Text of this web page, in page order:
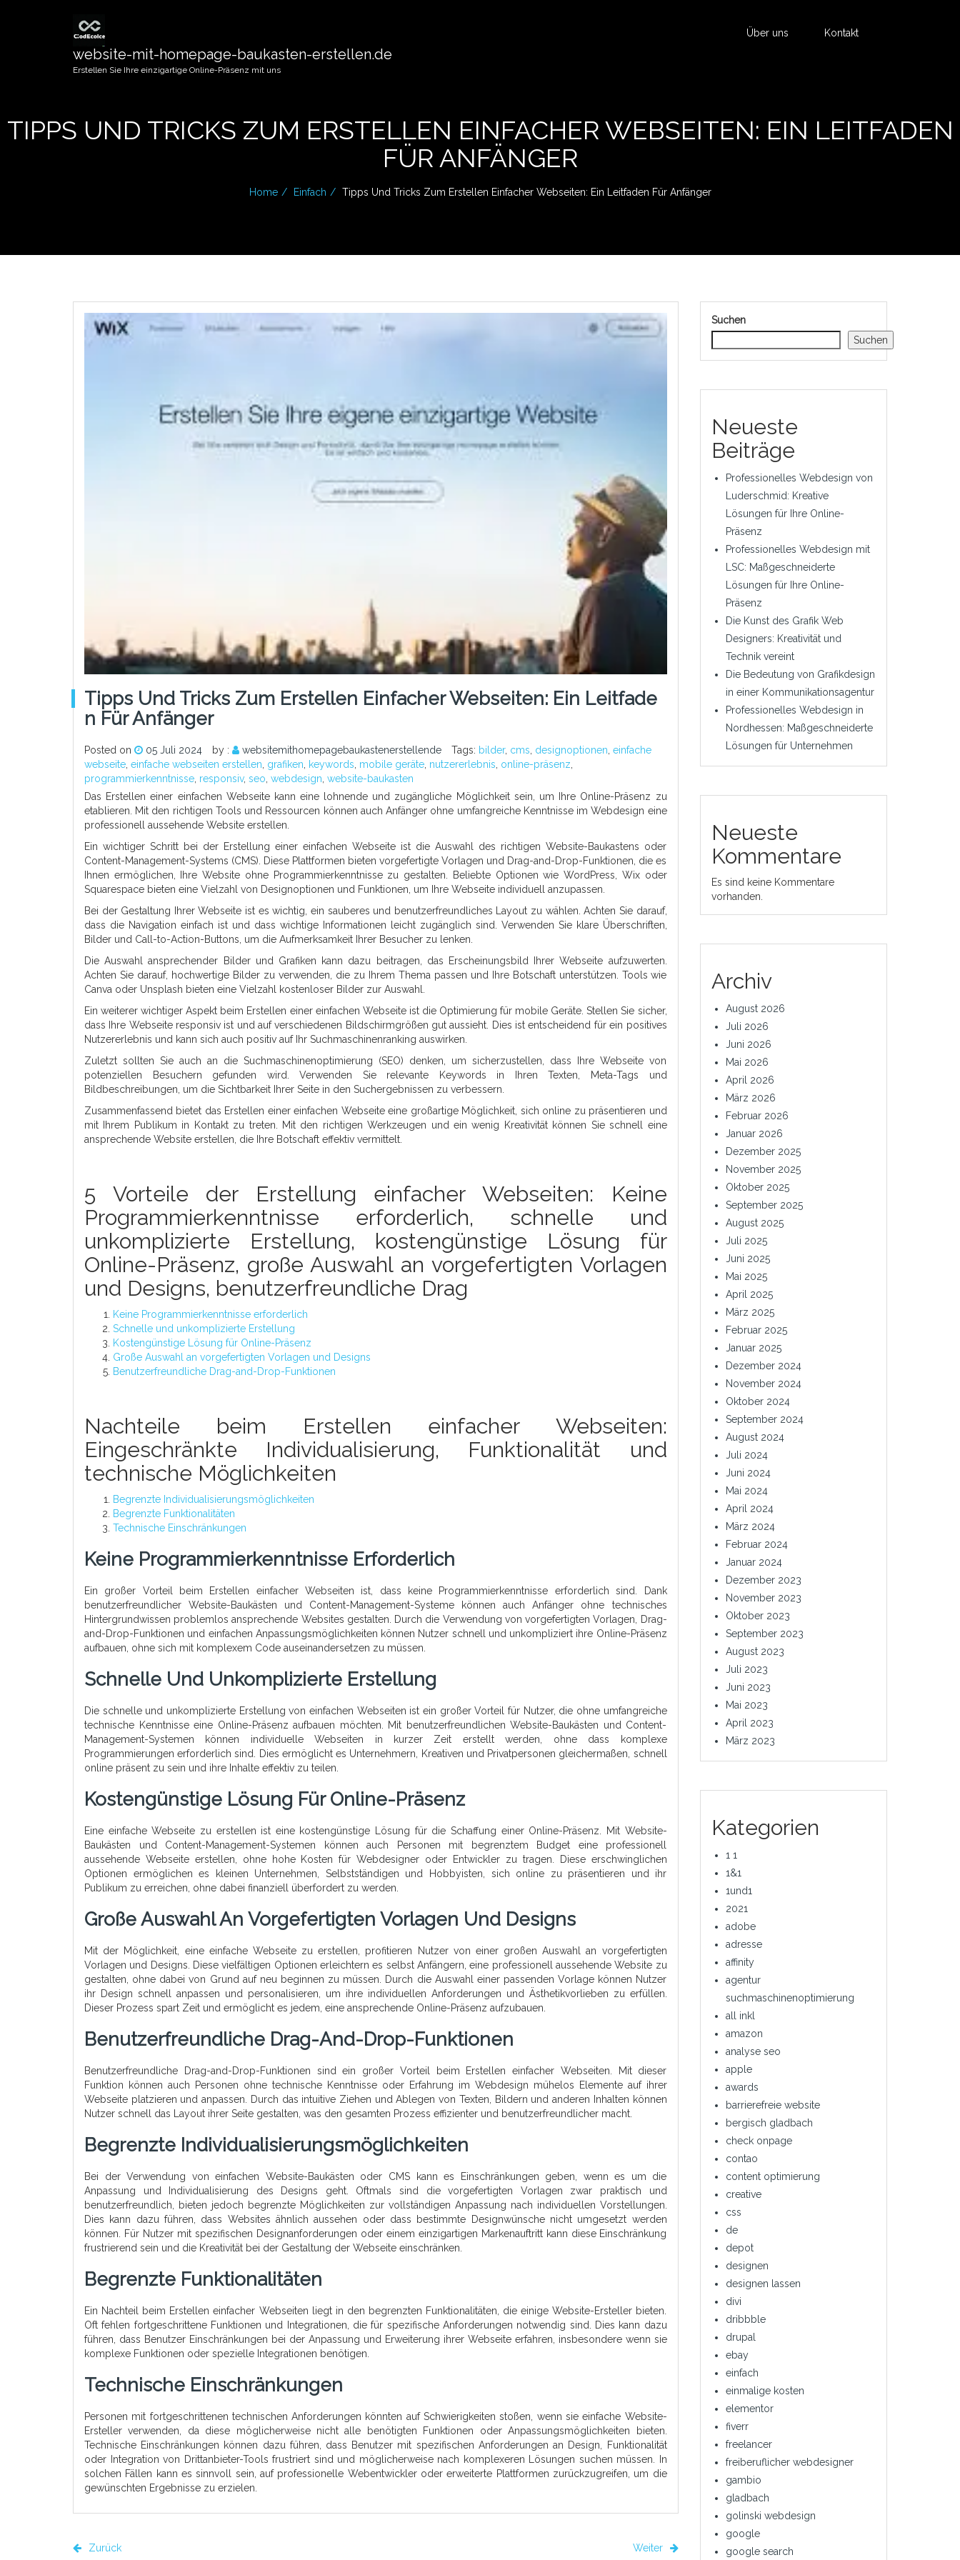
website-mit-homepage-baukasten-erstellen.de
Erstellen Sie Ihre einzigartige Online-Präsenz mit uns
Über uns Kontakt
TIPPS UND TRICKS ZUM ERSTELLEN EINFACHER WEBSEITEN: EIN LEITFADEN
FÜR ANFÄNGER
Home Einfach Tipps Und Tricks Zum Erstellen Einfacher Webseiten: Ein Leitfaden Für Anfänger
Tipps Und Tricks Zum Erstellen Einfacher Webseiten: Ein Leitfade
N Für Anfänger
Posted on 05 Juli 2024 by : websitemithomepagebaukastenerstellende Tags: bilder, cms, designoptionen, einfache
webseite, einfache webseiten erstellen, grafiken, keywords, mobile geräte, nutzererlebnis, online-präsenz,
programmierkenntnisse, responsiv, seo, webdesign, website-baukasten
Das Erstellen einer einfachen Webseite kann eine lohnende und zugängliche Möglichkeit sein, um Ihre Online-Präsenz zu
etablieren. Mit den richtigen Tools und Ressourcen können auch Anfänger ohne umfangreiche Kenntnisse im Webdesign eine
professionell aussehende Website erstellen.
Ein wichtiger Schritt bei der Erstellung einer einfachen Webseite ist die Auswahl des richtigen Website-Baukastens oder
Content-Management-Systems (CMS). Diese Plattformen bieten vorgefertigte Vorlagen und Drag-and-Drop-Funktionen, die es
Ihnen ermöglichen, Ihre Website ohne Programmierkenntnisse zu gestalten. Beliebte Optionen wie WordPress, Wix oder
Squarespace bieten eine Vielzahl von Designoptionen und Funktionen, um Ihre Webseite individuell anzupassen.
Bei der Gestaltung Ihrer Webseite ist es wichtig, ein sauberes und benutzerfreundliches Layout zu wählen. Achten Sie darauf,
dass die Navigation einfach ist und dass wichtige Informationen leicht zugänglich sind. Verwenden Sie klare Überschriften,
Bilder und Call-to-Action-Buttons, um die Aufmerksamkeit Ihrer Besucher zu lenken.
Die Auswahl ansprechender Bilder und Grafiken kann dazu beitragen, das Erscheinungsbild Ihrer Webseite aufzuwerten.
Achten Sie darauf, hochwertige Bilder zu verwenden, die zu Ihrem Thema passen und Ihre Botschaft unterstützen. Tools wie
Canva oder Unsplash bieten eine Vielzahl kostenloser Bilder zur Auswahl.
Ein weiterer wichtiger Aspekt beim Erstellen einer einfachen Webseite ist die Optimierung für mobile Geräte. Stellen Sie sicher,
dass Ihre Webseite responsiv ist und auf verschiedenen Bildschirmgrößen gut aussieht. Dies ist entscheidend für ein positives
Nutzererlebnis und kann sich auch positiv auf Ihr Suchmaschinenranking auswirken.
Zuletzt sollten Sie auch an die Suchmaschinenoptimierung (SEO) denken, um sicherzustellen, dass Ihre Webseite von
potenziellen Besuchern gefunden wird. Verwenden Sie relevante Keywords in Ihren Texten, Meta-Tags und
Bildbeschreibungen, um die Sichtbarkeit Ihrer Seite in den Suchergebnissen zu verbessern.
Zusammenfassend bietet das Erstellen einer einfachen Webseite eine großartige Möglichkeit, sich online zu präsentieren und
mit Ihrem Publikum in Kontakt zu treten. Mit den richtigen Werkzeugen und ein wenig Kreativität können Sie schnell eine
ansprechende Website erstellen, die Ihre Botschaft effektiv vermittelt.
5 Vorteile der Erstellung einfacher Webseiten: Keine
Programmierkenntnisse erforderlich, schnelle und
unkomplizierte Erstellung, kostengünstige Lösung für
Online-Präsenz, große Auswahl an vorgefertigten Vorlagen
und Designs, benutzerfreundliche Drag
Keine Programmierkenntnisse erforderlich
Schnelle und unkomplizierte Erstellung
Kostengünstige Lösung für Online-Präsenz
Große Auswahl an vorgefertigten Vorlagen und Designs
Benutzerfreundliche Drag-and-Drop-Funktionen
Nachteile beim Erstellen einfacher Webseiten:
Eingeschränkte Individualisierung, Funktionalität und
technische Möglichkeiten
Begrenzte Individualisierungsmöglichkeiten
Begrenzte Funktionalitäten
Technische Einschränkungen
Keine Programmierkenntnisse Erforderlich
Ein großer Vorteil beim Erstellen einfacher Webseiten ist, dass keine Programmierkenntnisse erforderlich sind. Dank
benutzerfreundlicher Website-Baukästen und Content-Management-Systeme können auch Anfänger ohne technisches
Hintergrundwissen problemlos ansprechende Websites gestalten. Durch die Verwendung von vorgefertigten Vorlagen, Drag-
and-Drop-Funktionen und einfachen Anpassungsmöglichkeiten können Nutzer schnell und unkompliziert ihre Online-Präsenz
aufbauen, ohne sich mit komplexem Code auseinandersetzen zu müssen.
Schnelle Und Unkomplizierte Erstellung
Die schnelle und unkomplizierte Erstellung von einfachen Webseiten ist ein großer Vorteil für Nutzer, die ohne umfangreiche
technische Kenntnisse eine Online-Präsenz aufbauen möchten. Mit benutzerfreundlichen Website-Baukästen und Content-
Management-Systemen können individuelle Webseiten in kurzer Zeit erstellt werden, ohne dass komplexe
Programmierungen erforderlich sind. Dies ermöglicht es Unternehmern, Kreativen und Privatpersonen gleichermaßen, schnell
online präsent zu sein und ihre Inhalte effektiv zu teilen.
Kostengünstige Lösung Für Online-Präsenz
Eine einfache Webseite zu erstellen ist eine kostengünstige Lösung für die Schaffung einer Online-Präsenz. Mit Website-
Baukästen und Content-Management-Systemen können auch Personen mit begrenztem Budget eine professionell
aussehende Webseite erstellen, ohne hohe Kosten für Webdesigner oder Entwickler zu tragen. Diese erschwinglichen
Optionen ermöglichen es kleinen Unternehmen, Selbstständigen und Hobbyisten, sich online zu präsentieren und ihr
Publikum zu erreichen, ohne dabei finanziell überfordert zu werden.
Große Auswahl An Vorgefertigten Vorlagen Und Designs
Mit der Möglichkeit, eine einfache Webseite zu erstellen, profitieren Nutzer von einer großen Auswahl an vorgefertigten
Vorlagen und Designs. Diese vielfältigen Optionen erleichtern es selbst Anfängern, eine professionell aussehende Website zu
gestalten, ohne dabei von Grund auf neu beginnen zu müssen. Durch die Auswahl einer passenden Vorlage können Nutzer
ihr Design schnell anpassen und personalisieren, um ihre individuellen Anforderungen und Ästhetikvorlieben zu erfüllen.
Dieser Prozess spart Zeit und ermöglicht es jedem, eine ansprechende Online-Präsenz aufzubauen.
Benutzerfreundliche Drag-And-Drop-Funktionen
Benutzerfreundliche Drag-and-Drop-Funktionen sind ein großer Vorteil beim Erstellen einfacher Webseiten. Mit dieser
Funktion können auch Personen ohne technische Kenntnisse oder Erfahrung im Webdesign mühelos Elemente auf ihrer
Webseite platzieren und anpassen. Durch das intuitive Ziehen und Ablegen von Texten, Bildern und anderen Inhalten können
Nutzer schnell das Layout ihrer Seite gestalten, was den gesamten Prozess effizienter und benutzerfreundlicher macht.
Begrenzte Individualisierungsmöglichkeiten
Bei der Verwendung von einfachen Website-Baukästen oder CMS kann es Einschränkungen geben, wenn es um die
Anpassung und Individualisierung des Designs geht. Oftmals sind die vorgefertigten Vorlagen zwar praktisch und
benutzerfreundlich, bieten jedoch begrenzte Möglichkeiten zur vollständigen Anpassung nach individuellen Vorstellungen.
Dies kann dazu führen, dass Websites ähnlich aussehen oder dass bestimmte Designwünsche nicht umgesetzt werden
können. Für Nutzer mit spezifischen Designanforderungen oder einem einzigartigen Markenauftritt kann diese Einschränkung
frustrierend sein und die Kreativität bei der Gestaltung der Webseite einschränken.
Begrenzte Funktionalitäten
Ein Nachteil beim Erstellen einfacher Webseiten liegt in den begrenzten Funktionalitäten, die einige Website-Ersteller bieten.
Oft fehlen fortgeschrittene Funktionen und Integrationen, die für spezifische Anforderungen notwendig sind. Dies kann dazu
führen, dass Benutzer Einschränkungen bei der Anpassung und Erweiterung ihrer Webseite erfahren, insbesondere wenn sie
komplexe Funktionen oder spezielle Integrationen benötigen.
Technische Einschränkungen
Personen mit fortgeschrittenen technischen Anforderungen könnten auf Schwierigkeiten stoßen, wenn sie einfache Website-
Ersteller verwenden, da diese möglicherweise nicht alle benötigten Funktionen oder Anpassungsmöglichkeiten bieten.
Technische Einschränkungen können dazu führen, dass Benutzer mit spezifischen Anforderungen an Design, Funktionalität
oder Integration von Drittanbieter-Tools frustriert sind und möglicherweise nach komplexeren Lösungen suchen müssen. In
solchen Fällen kann es sinnvoll sein, auf professionelle Webentwickler oder erweiterte Plattformen zurückzugreifen, um die
gewünschten Ergebnisse zu erzielen.
Zurück Weiter
Suchen
Suchen
Neueste
Beiträge
Professionelles Webdesign von
Luderschmid: Kreative
Lösungen für Ihre Online-
Präsenz
Professionelles Webdesign mit
LSC: Maßgeschneiderte
Lösungen für Ihre Online-
Präsenz
Die Kunst des Grafik Web
Designers: Kreativität und
Technik vereint
Die Bedeutung von Grafikdesign
in einer Kommunikationsagentur
Professionelles Webdesign in
Nordhessen: Maßgeschneiderte
Lösungen für Unternehmen
Neueste
Kommentare
Es sind keine Kommentare
vorhanden.
Archiv
August 2026
Juli 2026
Juni 2026
Mai 2026
April 2026
März 2026
Februar 2026
Januar 2026
Dezember 2025
November 2025
Oktober 2025
September 2025
August 2025
Juli 2025
Juni 2025
Mai 2025
April 2025
März 2025
Februar 2025
Januar 2025
Dezember 2024
November 2024
Oktober 2024
September 2024
August 2024
Juli 2024
Juni 2024
Mai 2024
April 2024
März 2024
Februar 2024
Januar 2024
Dezember 2023
November 2023
Oktober 2023
September 2023
August 2023
Juli 2023
Juni 2023
Mai 2023
April 2023
März 2023
Kategorien
1 1
1&1
1und1
2021
adobe
adresse
affinity
agentur
suchmaschinenoptimierung
all inkl
amazon
analyse seo
apple
awards
barrierefreie website
bergisch gladbach
check onpage
contao
content optimierung
creative
css
de
depot
designen
designen lassen
divi
dribbble
drupal
ebay
einfach
einmalige kosten
elementor
fiverr
freelancer
freiberuflicher webdesigner
gambio
gladbach
golinski webdesign
google
google search